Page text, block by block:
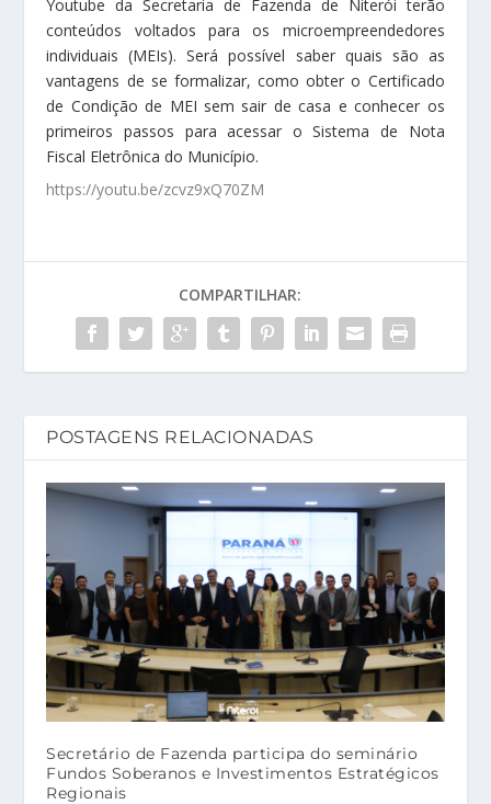
Youtube da Secretaria de Fazenda de Niterói terão
conteúdos voltados para os microempreendedores
individuais (MEIs). Será possível saber quais são as
vantagens de se formalizar, como obter o Certificado
de Condição de MEI sem sair de casa e conhecer os
primeiros passos para acessar o Sistema de Nota
Fiscal Eletrônica do Município.
https://youtu.be/zcvz9xQ70ZM
COMPARTILHAR:
POSTAGENS RELACIONADAS
Secretário de Fazenda participa do seminário
Fundos Soberanos e Investimentos Estratégicos
Regionais